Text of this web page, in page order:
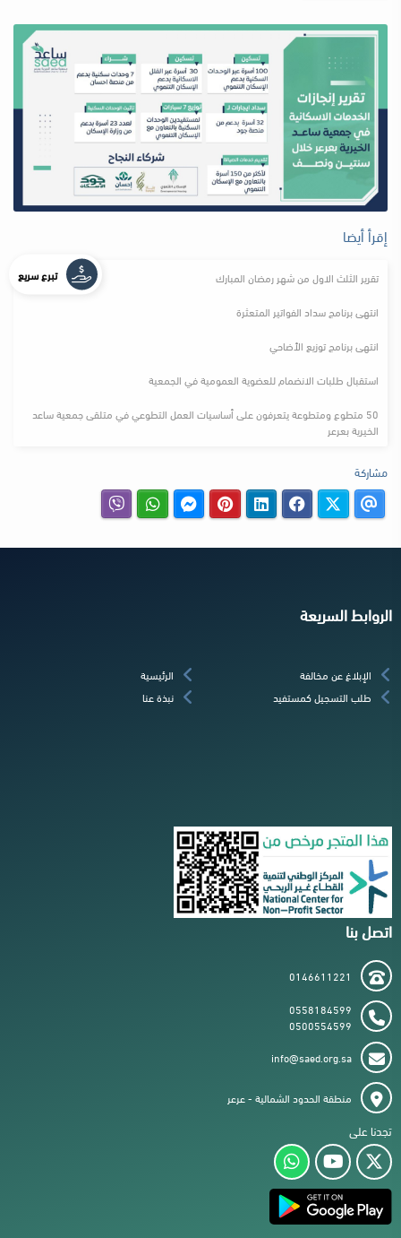
إقرأ أيضا
تقرير الثلث الاول من شهر رمضان المبارك
انتهى برنامج سداد الفواتير المتعثرة
انتهى برنامج توزيع الأضاحي
استقبال طلبات الانضمام للعضوية العمومية في الجمعية
50 متطوع ومتطوعة يتعرفون على أساسيات العمل التطوعي في متلقى جمعية ساعد
الخيرية بعرعر
مشاركة
الروابط السريعة
الإبلاغ عن مخالفة
طلب التسجيل كمستفيد
الرئيسية
نبذة عنا
اتصل بنا
0146611221
0558184599
0500554599
info@saed.org.sa
منطقة الحدود الشمالية - عرعر
تجدنا على
تبرع سريع